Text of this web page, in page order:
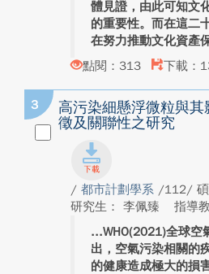
體見證，由此可知文
的重要性。而在這二
在努力推動文化資產
點閱：313
下載：
3
高污染細懸浮微粒與
徵及關聯性之研究
/ 都市計劃學系 /112/
研究生： 李佩臻
指導
WHO(2021)全球空
出，空氣污染相關的
的健康造成極大的損